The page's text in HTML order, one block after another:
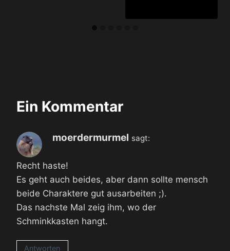
Ein Kommentar
moerdermurmel sagt:
Recht haste!
Es geht auch beides, aber dann sollte mensch
beide Charaktere gut ausarbeiten ;).
Das nachste Mal zeig ihm, wo der
Schminkkasten hangt.
Antworten